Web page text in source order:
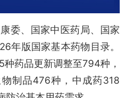
委、国家中医药局、国家
年版国家基本药物目录。
药品更新调整至794种，
制品476种，中成药318